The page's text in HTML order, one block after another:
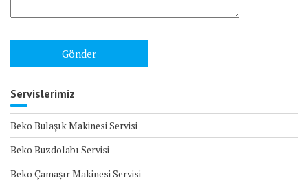
Servislerimiz
Beko Bulaşık Makinesi Servisi
Beko Buzdolabı Servisi
Beko Çamaşır Makinesi Servisi